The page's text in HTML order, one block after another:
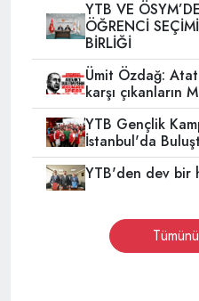
YTB VE
ÖĞRENCİ
BİRLİĞİ
Ümit Özdağ:
karşı çıkanların
YTB Gençlik
İstanbul'da
YTB'den dev bir